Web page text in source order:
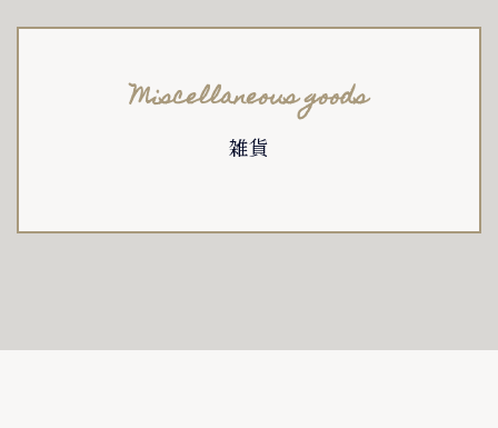
Miscellaneous goods
雑貨